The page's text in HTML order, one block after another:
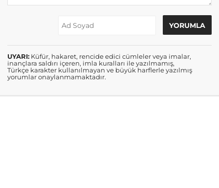
UYARI: Küfür, hakaret, rencide edici cümleler veya imalar,
inançlara saldırı içeren, imla kuralları ile yazılmamış,
Türkçe karakter kullanılmayan ve büyük harflerle yazılmış
yorumlar onaylanmamaktadır.